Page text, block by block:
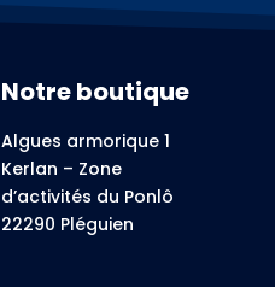
Notre boutique
Algues armorique 1
Kerlan – Zone
d’activités du Ponlô
22290 Pléguien